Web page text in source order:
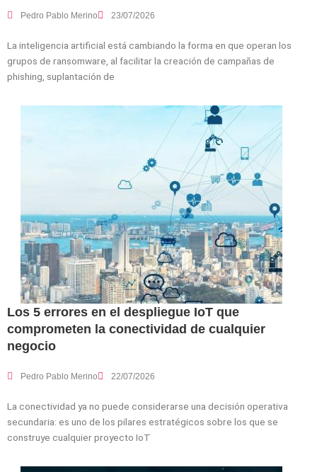
Pedro Pablo Merino 23/07/2026
La inteligencia artificial está cambiando la forma en que operan los
grupos de ransomware, al facilitar la creación de campañas de
phishing, suplantación de
Los 5 errores en el despliegue IoT que
comprometen la conectividad de cualquier
negocio
Pedro Pablo Merino 22/07/2026
La conectividad ya no puede considerarse una decisión operativa
secundaria: es uno de los pilares estratégicos sobre los que se
construye cualquier proyecto IoT